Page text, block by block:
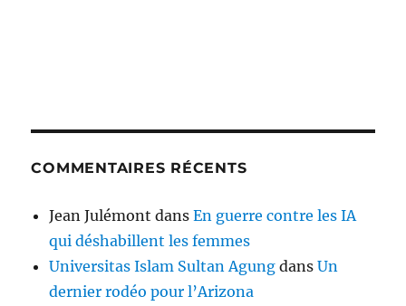
COMMENTAIRES RÉCENTS
Jean Julémont dansEn guerre contre les IA
qui déshabillent les femmes
Universitas Islam Sultan Agung dansUn
dernier rodéo pour l’Arizona